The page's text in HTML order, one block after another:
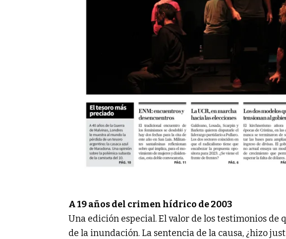
A 19 años del crimen hídrico de 2003
Una edición especial. El valor de los testimonios de
de la inundación. La sentencia de la causa, ¿hizo